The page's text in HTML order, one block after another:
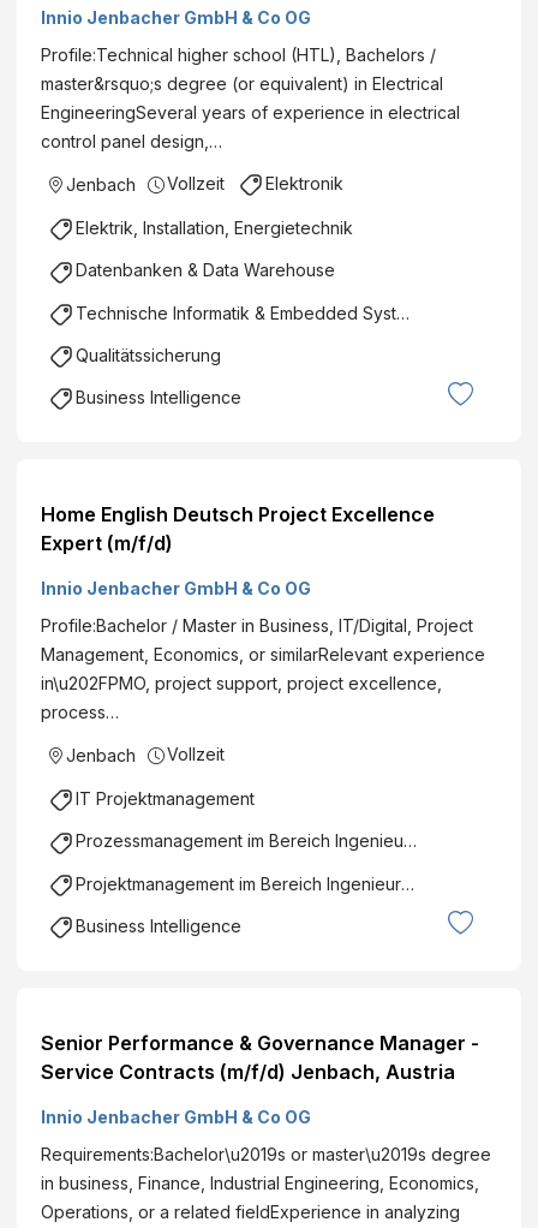
Innio Jenbacher GmbH & Co OG
Profile:Technical higher school (HTL), Bachelors /
master&rsquo;s degree (or equivalent) in Electrical
EngineeringSeveral years of experience in electrical
control panel design,…
Jenbach Vollzeit Elektronik
Elektrik, Installation, Energietechnik
Datenbanken & Data Warehouse
Technische Informatik & Embedded Systems
Qualitätssicherung
Business Intelligence
Home English Deutsch Project Excellence
Expert (m/f/d)
Innio Jenbacher GmbH & Co OG
Profile:Bachelor / Master in Business, IT/Digital, Project
Management, Economics, or similarRelevant experience
in\u202FPMO, project support, project excellence,
process…
Jenbach Vollzeit
IT Projektmanagement
Prozessmanagement im Bereich Ingenieurswesen
Projektmanagement im Bereich Ingenieurswesen
Business Intelligence
Senior Performance & Governance Manager -
Service Contracts (m/f/d) Jenbach, Austria
Innio Jenbacher GmbH & Co OG
Requirements:Bachelor\u2019s or master\u2019s degree
in business, Finance, Industrial Engineering, Economics,
Operations, or a related fieldExperience in analyzing